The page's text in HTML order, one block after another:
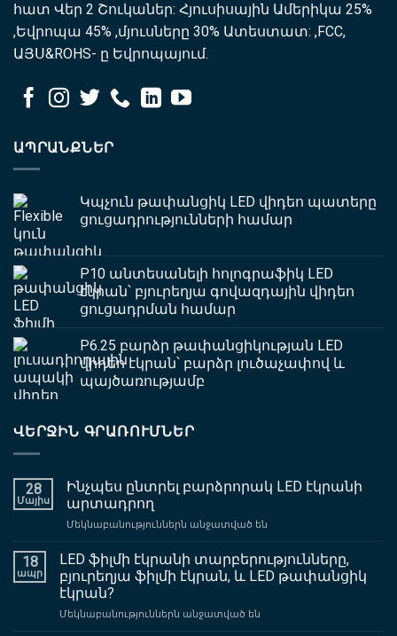
հատ Վեր 2 Շուկաներ: Հյուսիսային Ամերիկա 25%
,Եվրոպա 45% ,մյուսները 30% Ատեստատ: ,FCC,
ԱՅՍ&ROHS- ը Եվրոպայում.
ԱՊՐԱՆՔՆԵՐ
Կպչուն թափանցիկ LED վիդեո պատերը
ցուցադրությունների համար
P10 անտեսանելի հոլոգրաֆիկ LED
էկրան՝ բյուրեղյա գովազդային վիդեո
ցուցադրման համար
P6.25 բարձր թափանցիկության LED
վիդեո էկրան՝ բարձր լուծաչափով և
պայծառությամբ
ՎԵՐՋԻՆ ԳՐԱՌՈՒՄՆԵՐ
28
Մայիս
Ինչպես ընտրել բարձրորակ LED էկրանի
արտադրող
Մեկնաբանություններն անջատված են
ընտրել
բարձրորակ
LED
18
ապր
LED ֆիլմի էկրանի տարբերությունները,
բյուրեղյա ֆիլմի էկրան, և LED թափանցիկ
էկրան?
Մեկնաբանություններն անջատված են